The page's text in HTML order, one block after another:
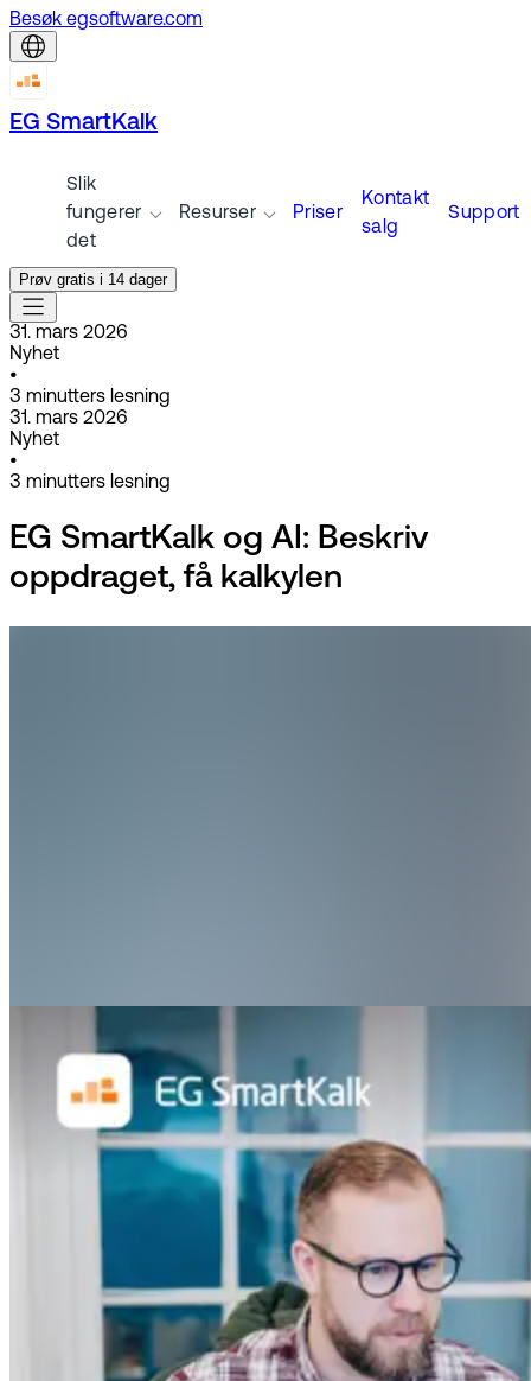
Besøk egsoftware.com
EG SmartKalk
Slik
fungerer
det
Resurser Priser
Kontakt
salg
Support
Prøv gratis i 14 dager
31. mars 2026
Nyhet
•
3 minutters lesning
31. mars 2026
Nyhet
•
3 minutters lesning
EG SmartKalk og AI: Beskriv
oppdraget, få kalkylen